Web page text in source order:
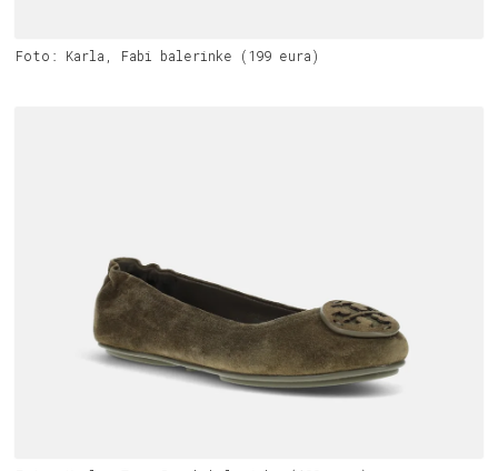
Foto: Karla, Fabi balerinke (199 eura)